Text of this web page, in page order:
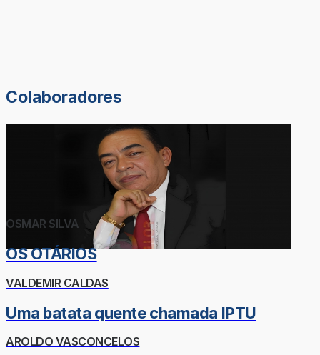
Colaboradores
OSMAR SILVA
OS OTÁRIOS
VALDEMIR CALDAS
Uma batata quente chamada IPTU
AROLDO VASCONCELOS